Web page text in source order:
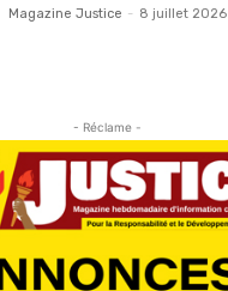
Magazine Justice - 8 juillet 2026
- Réclame -